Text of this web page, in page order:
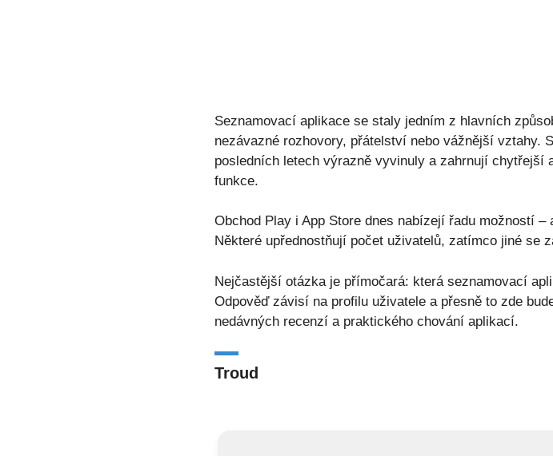
Seznamovací aplikace se staly jedním z hlavních
nezávazné rozhovory, přátelství nebo vážnější vztahy.
posledních letech výrazně vyvinuly a zahrnují chytřejší
funkce.
Obchod Play i App Store dnes nabízejí řadu možností
Některé upřednostňují počet uživatelů, zatímco jiné se
Nejčastější otázka je přímočará: která seznamovací
Odpověď závisí na profilu uživatele a přesně to zde
nedávných recenzí a praktického chování aplikací.
Troud